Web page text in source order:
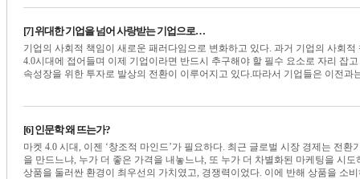
[7] 위대한 기업을 넘어 사랑받는 기업으로…
기업의 사회적 책임이 새로운 패러다임으로 변화하고 있다. 과거 기업의 사회
4.0시대에 접어들며 이제 기업이라면 반드시 추구해야 할 필수 요소로 자리 잡
속성장을 위한 투자로 발상의 전환이 이루어지고 있다.따라서 기업들은 이전과
[6] 인문학 왜 뜨는가?
마켓 4.0 시대, 이젠 ‘창조적 마인드’가 필요하다. 최근 글로벌 시장 경제는 전
을 만드느냐, 누가 더 좋은 가격을 내놓느냐, 또 누가 더 차별화된 마케팅을 시
상품을 둘러싼 환경이 최우선의 가치였고, 경쟁력이었다. 이에 반해 상품을 소